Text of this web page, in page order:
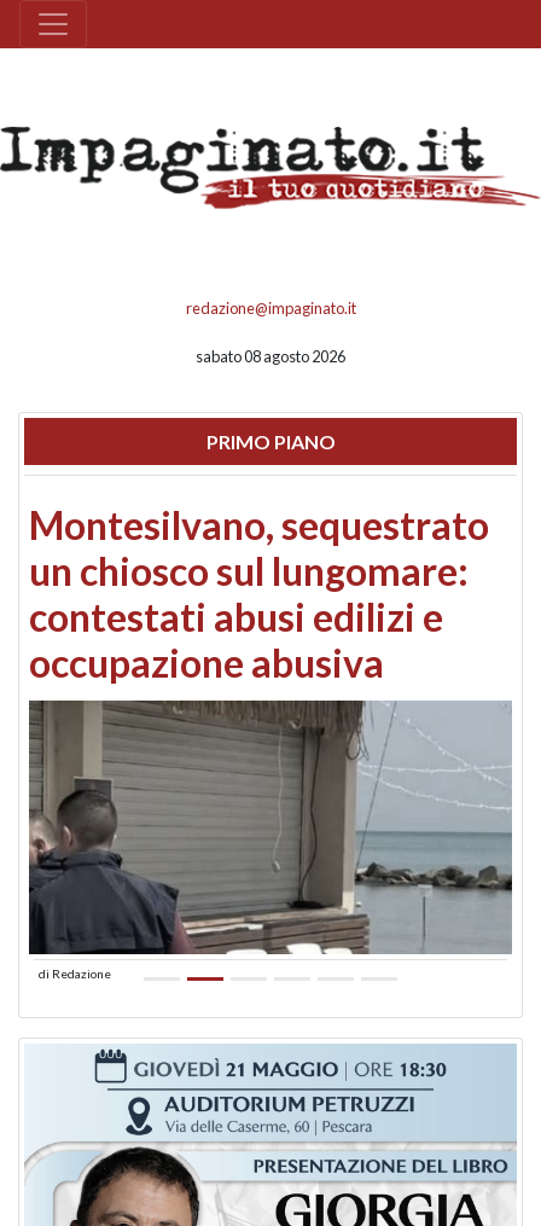
redazione@impaginato.it
sabato 08 agosto 2026
PRIMO PIANO
Montesilvano, sequestrato
un chiosco sul lungomare:
contestati abusi edilizi e
occupazione abusiva
di Redazione